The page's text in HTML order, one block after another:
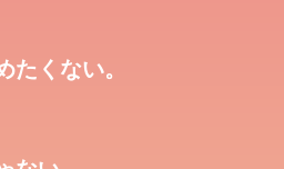
たくない。